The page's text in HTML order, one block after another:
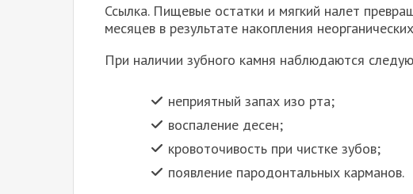
Ссылка. Пищевые остатки и мягкий налет
месяцев в результате накопления
При наличии зубного камня наблюдаются
неприятный запах изо рта;
воспаление десен;
кровоточивость при чистке зубов;
появление пародонтальных карманов.